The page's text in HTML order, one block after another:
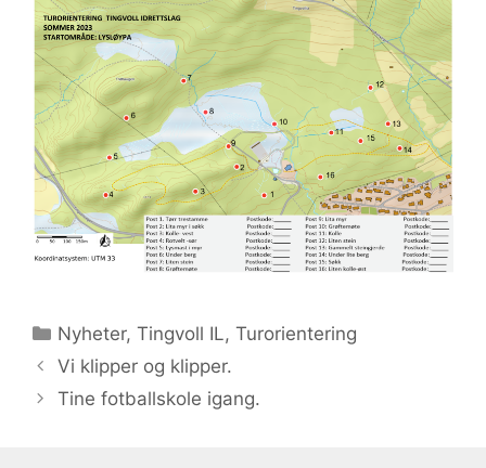
Kategorier
Nyheter,Tingvoll IL,Turorientering
Vi klipper og klipper.
Tine fotballskole igang.